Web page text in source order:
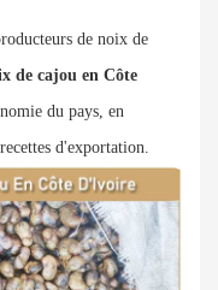
de noix de
de cajou en Côte
du pays, en
d'exportation.